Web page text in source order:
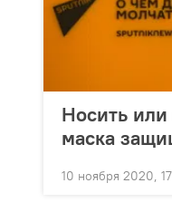
Носить или
маска
10 ноября 2020,